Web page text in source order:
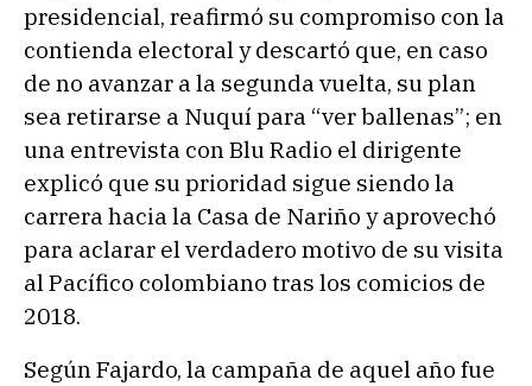
presidencial, reafirmó su compromiso con la
contienda electoral y descartó que, en caso
de no avanzar a la segunda vuelta, su plan
sea retirarse a Nuquí para “ver ballenas”; en
una entrevista con Blu Radio el dirigente
explicó que su prioridad sigue siendo la
carrera hacia la Casa de Nariño y aprovechó
para aclarar el verdadero motivo de su visita
al Pacífico colombiano tras los comicios de
2018.
Según Fajardo, la campaña de aquel año fue